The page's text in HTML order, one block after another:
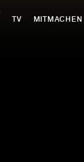
TV MITMACHEN